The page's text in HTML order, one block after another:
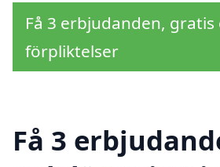
Få 3 erbjudanden,
förpliktelser
Få 3